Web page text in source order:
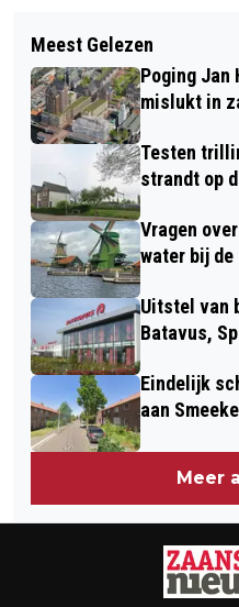
MANNEN DE
KOSTE VAN DE
LOKAAL ZAANS IS
OPLOSSING
Meest Gelezen
Poging Jan
mislukt in
Testen
strandt op
Vragen
water bij de
Uitstel van
Batavus,
Eindelijk
aan
Meer